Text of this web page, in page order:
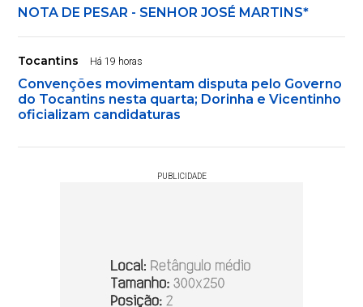
NOTA DE PESAR - SENHOR JOSÉ MARTINS*
Tocantins Há 19 horas
Convenções movimentam disputa pelo Governo
do Tocantins nesta quarta; Dorinha e Vicentinho
oficializam candidaturas
PUBLICIDADE